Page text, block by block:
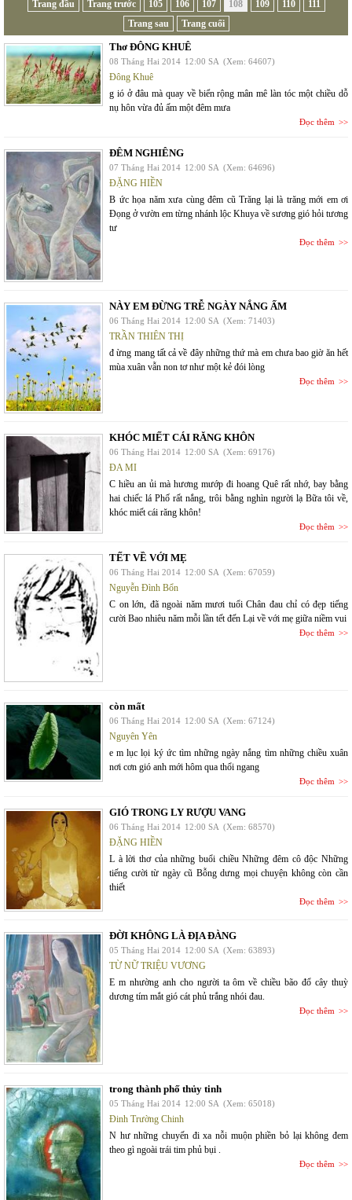
Trang đầu Trang trước 105 106 107 108 109 110
111
Trang sau
Trang cuối
Thơ ĐÔNG KHUÊ
08 Tháng Hai 2014 12:00 SA (Xem: 64607)
Đông Khuê
g ió ở đâu mà quay về biển rộng mân mê làn tóc một chiều dỗ
nụ hôn vừa đủ ấm một đêm mưa
Đọc thêm
ĐÊM NGHIÊNG
07 Tháng Hai 2014 12:00 SA (Xem: 64696)
ĐẶNG HIỀN
B ức họa năm xưa cùng đêm cũ Trăng lại là trăng mới em ơi
Đọng ở vườn em từng nhánh lộc Khuya về sương gió hỏi tương
tư
Đọc thêm
NÀY EM ĐỪNG TRỄ NGÀY NẮNG ẤM
06 Tháng Hai 2014 12:00 SA (Xem: 71403)
TRẦN THIÊN THỊ
đ ừng mang tất cả về đây những thứ mà em chưa bao giờ ăn hết
mùa xuân vẫn non tơ như một kẻ đói lòng
Đọc thêm
KHÓC MIẾT CÁI RĂNG KHÔN
06 Tháng Hai 2014 12:00 SA (Xem: 69176)
ĐA MI
C hiều an ủi mà hương mướp đi hoang Quê rất nhớ, bay bằng
hai chiếc lá Phố rất nắng, trôi bằng nghìn người lạ Bữa tôi về,
khóc miết cái răng khôn!
Đọc thêm
TẾT VỀ VỚI MẸ
06 Tháng Hai 2014 12:00 SA (Xem: 67059)
Nguyễn Đình Bổn
C on lớn, đã ngoài năm mươi tuổi Chân đau chỉ có đẹp tiếng
cười Bao nhiêu năm mỗi lần tết đến Lại về với mẹ giữa niềm vui
Đọc thêm
còn mất
06 Tháng Hai 2014 12:00 SA (Xem: 67124)
Nguyên Yên
e m lục lọi ký ức tìm những ngày nắng tìm những chiều xuân
nơi cơn gió anh mới hôm qua thổi ngang
Đọc thêm
GIÓ TRONG LY RƯỢU VANG
06 Tháng Hai 2014 12:00 SA (Xem: 68570)
ĐẶNG HIỀN
L à lời thơ của những buổi chiều Những đêm cô độc Những
tiếng cười từ ngày cũ Bỗng dưng mọi chuyện không còn cần
thiết
Đọc thêm
ĐỜI KHÔNG LÀ ĐỊA ĐÀNG
05 Tháng Hai 2014 12:00 SA (Xem: 63893)
TỪ NỮ TRIỆU VƯƠNG
E m nhường anh cho người ta ôm về chiều bão đổ cây thuỳ
dương tím mắt gió cát phủ trắng nhói đau.
Đọc thêm
trong thành phố thủy tinh
05 Tháng Hai 2014 12:00 SA (Xem: 65018)
Đinh Trường Chinh
N hư những chuyến đi xa nỗi muộn phiền bỏ lại không đem
theo gì ngoài trái tim phủ bụi .
Đọc thêm